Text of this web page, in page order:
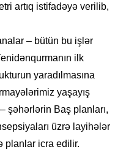
artıq istifadəyə verilib,
– bütün bu işlər
ilk
yaradılmasına
yaşayış
şəhərlərin Baş planları,
üzrə layihələr
planlar icra edilir.